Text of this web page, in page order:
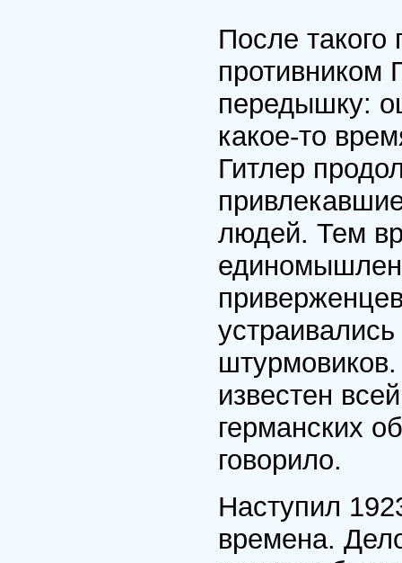
После такого
противником
передышку:
какое-то
Гитлер
людей. Тем
известен
германских
говорило.
Наступил
времена.